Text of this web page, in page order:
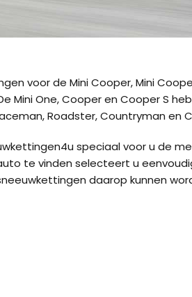
voor de Mini Cooper, Mini
Mini One, Cooper en Cooper S
Roadster, Countryman
speciaal voor u de
te vinden selecteert u
daarop kunnen